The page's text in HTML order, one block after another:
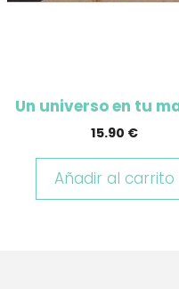
Un universo en tu
15.90 €
Añadir al carrito